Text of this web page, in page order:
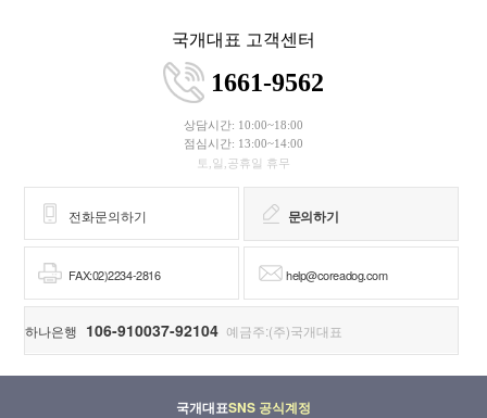
국개대표 고객센터
1661-9562
상담시간: 10:00~18:00
점심시간: 13:00~14:00
토,일,공휴일 휴무
전화문의하기 문의하기
FAX:02)2234-2816 help@coreadog.com
하나은행 106-910037-92104 예금주:(주)국개대표
국개대표SNS 공식계정